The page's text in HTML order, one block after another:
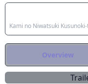
Kami no Niwatsuki
Overview